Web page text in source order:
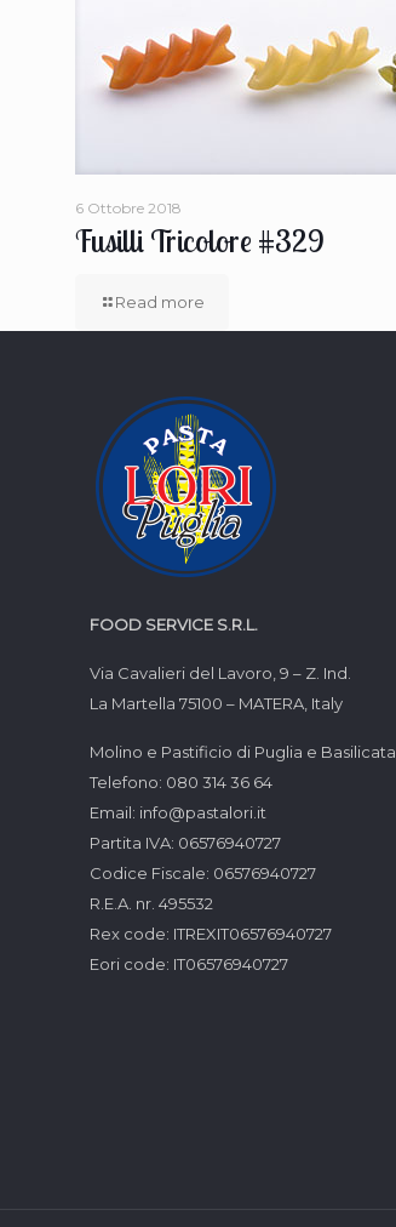
6 Ottobre 2018
Fusilli Tricolore #329
Read more
FOOD SERVICE S.R.L.
Via Cavalieri del Lavoro, 9 – Z. Ind.
La Martella 75100 – MATERA, Italy
Molino e Pastificio di Puglia e Basilicata
Telefono: 080 314 36 64
Email: info@pastalori.it
Partita IVA: 06576940727
Codice Fiscale: 06576940727
R.E.A. nr. 495532
Rex code: ITREXIT06576940727
Eori code: IT06576940727